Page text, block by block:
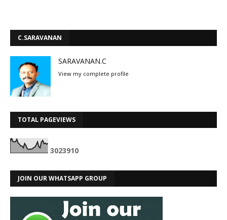
C.SARAVANAN
SARAVANAN.C
View my complete profile
TOTAL PAGEVIEWS
3023910
JOIN OUR WHATSAPP GROUP